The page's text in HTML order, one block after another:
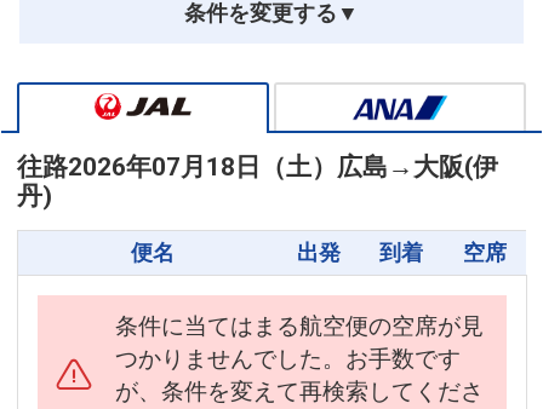
条件を変更する▼
往路2026年07月18日（土） 広島 → 大阪(伊
丹)
便名 出発 到着 空席
条件に当てはまる航空便の空席が見
つかりませんでした。お手数です
が、条件を変えて再検索してくださ